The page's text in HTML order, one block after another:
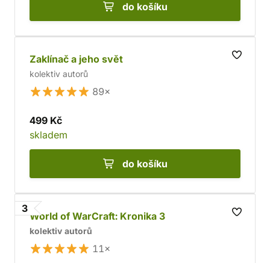
do košíku
Zaklínač a jeho svět
kolektiv autorů
89×
499 Kč
skladem
do košíku
3
World of WarCraft: Kronika 3
kolektiv autorů
11×